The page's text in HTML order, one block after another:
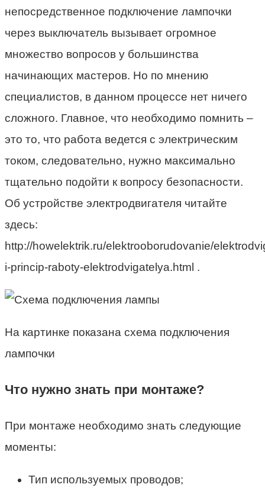
непосредственное подключение лампочки
через выключатель вызывает огромное
множество вопросов у большинства
начинающих мастеров. Но по мнению
специалистов, в данном процессе нет ничего
сложного. Главное, что необходимо помнить –
это то, что работа ведется с электрическим
током, следовательно, нужно максимально
тщательно подойти к вопросу безопасности.
Об устройстве электродвигателя читайте
здесь:
http://howelektrik.ru/elektrooborudovanie/
i-princip-raboty-elektrodvigatelya.html .
На картинке показана схема подключения
лампочки
Что нужно знать при монтаже?
При монтаже необходимо знать следующие
моменты:
Тип используемых проводов;